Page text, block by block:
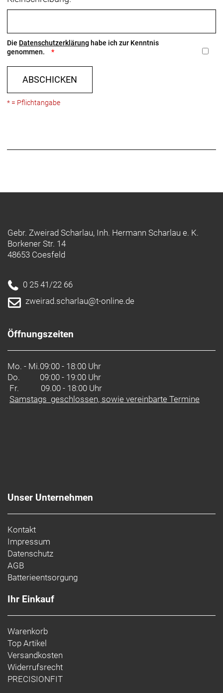
Die Datenschutzerklärung habe ich zur Kenntnis
genommen.
ABSCHICKEN
* = Pflichtangabe
Gebr. Zweirad Scharlau, Inh. Hermann Scharlau e. K.
Borkener Str. 14
48653 Coesfeld
0 25 41/22 66
zweirad.scharlau@t-online.de
Öffnungszeiten
Mo. - Mi.09:00 - 18:00 Uhr
Do.
09:00 - 19:00 Uhr
Fr. 09.00 - 18:00 Uhr
Samstags geschlossen, sowie vereinbarte Termine
Unser Unternehmen
Kontakt
Impressum
Datenschutz
AGB
Batterieentsorgung
Ihr Einkauf
Warenkorb
Top Artikel
Versandkosten
Widerrufsrecht
PRECISIONFIT